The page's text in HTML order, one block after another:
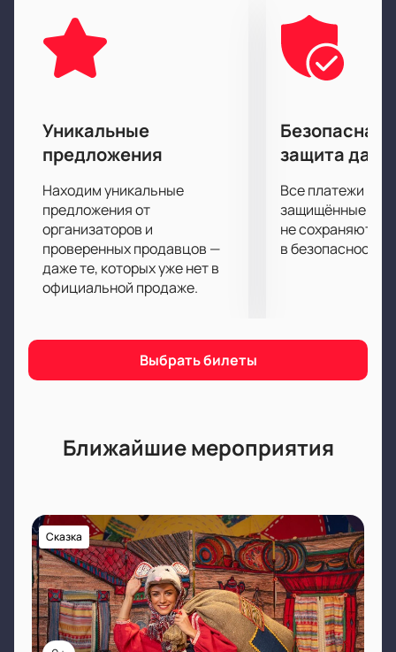
вновь.
Актерская игра, великолепные костюмы,
интересные декорации, игра света и тени – все это
позволяет с уверенностью назвать спектакль
художественного оформления.
Уникальные
предложения
Находим уникальные
предложения от
организаторов и
проверенных продавцов —
даже те, которых уже нет в
официальной продаже.
Безопасная
защита
Все платежи
защищённые
не сохраняются
в безопасности.
Выбрать билеты
Ближайшие мероприятия
Сказка